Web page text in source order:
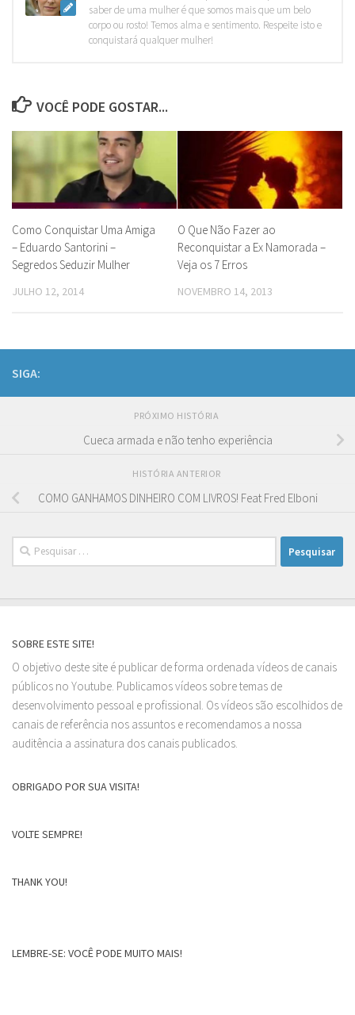
saber de uma mulher é que somos mais que um belo
corpo ou rosto! Temos alma e sentimento. Respeite isto e
conquistará qualquer mulher!
VOCÊ PODE GOSTAR...
Como Conquistar Uma Amiga
– Eduardo Santorini –
Segredos Seduzir Mulher
JULHO 12, 2014
O Que Não Fazer ao
Reconquistar a Ex Namorada –
Veja os 7 Erros
NOVEMBRO 14, 2013
SIGA:
PRÓXIMO HISTÓRIA
Cueca armada e não tenho experiência
HISTÓRIA ANTERIOR
COMO GANHAMOS DINHEIRO COM LIVROS! Feat Fred Elboni
Pesquisar
por:
SOBRE ESTE SITE!
O objetivo deste site é publicar de forma ordenada vídeos de canais
públicos no Youtube. Publicamos vídeos sobre temas de
desenvolvimento pessoal e profissional. Os vídeos são escolhidos de
canais de referência nos assuntos e recomendamos a nossa
auditência a assinatura dos canais publicados.
OBRIGADO POR SUA VISITA!
VOLTE SEMPRE!
THANK YOU!
LEMBRE-SE: VOCÊ PODE MUITO MAIS!